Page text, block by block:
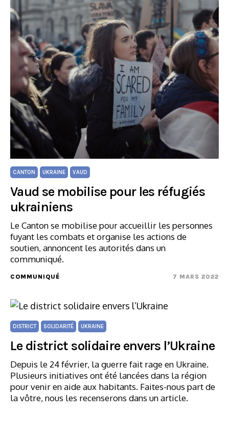
CANTON UKRAINE VAUD
Vaud se mobilise pour les réfugiés
ukrainiens
Le Canton se mobilise pour accueillir les personnes
fuyant les combats et organise les actions de
soutien, annoncent les autorités dans un
communiqué.
COMMUNIQUÉ 7 MARS 2022
DISTRICT SOLIDARITÉ UKRAINE
Le district solidaire envers l’Ukraine
Depuis le 24 février, la guerre fait rage en Ukraine.
Plusieurs initiatives ont été lancées dans la région
pour venir en aide aux habitants. Faites-nous part de
la vôtre, nous les recenserons dans un article.